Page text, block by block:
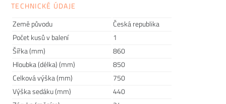
výrobně na okraji lázeňského města Luhačovice dává ve
spolupráci s progresivními mladými designéry vzniknout
pohovkám, křeslům, taburetům
nadčasovost, moderní estetiku, maximální kvalitu a
variabilitu tuto značku staví na špičku mezi českými výrobci.
Nejen do veřejných prostor vnese pořádnou dávku elegance,
útulnosti a pohodlí. Nábytek plný stylu si již užívají například
návštěvníci Národní technické knihovny nebo řady hotelů.
TECHNICKÉ ÚDAJE
Země původu
Česká republika
Počet kusů v balení
1
Šířka (mm)
860
Hloubka (délka) (mm)
850
Celková výška (mm)
750
Výška sedáku (mm)
440